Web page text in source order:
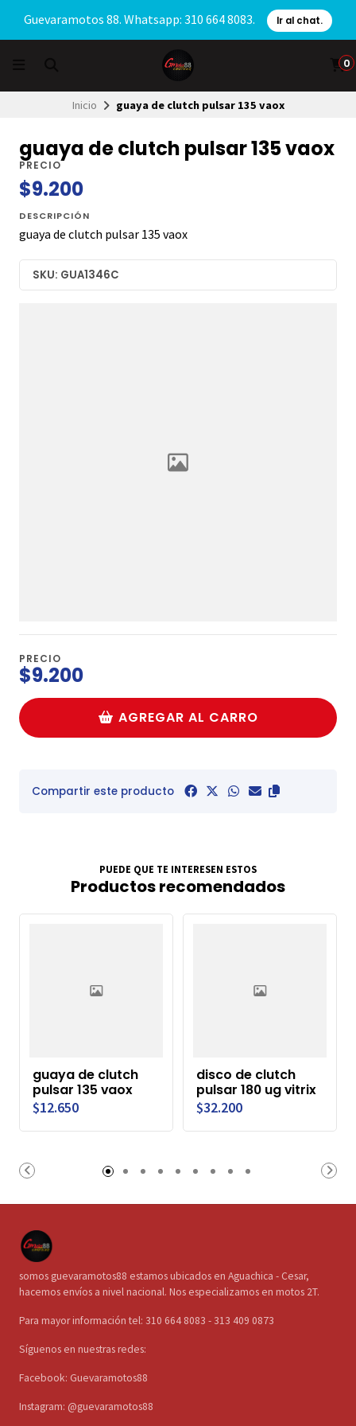
Guevaramotos 88. Whatsapp: 310 664 8083. Ir al chat.
0
Inicio guaya de clutch pulsar 135 vaox
guaya de clutch pulsar 135 vaox
PRECIO
$9.200
DESCRIPCIÓN
guaya de clutch pulsar 135 vaox
SKU: GUA1346C
PRECIO
$9.200
AGREGAR AL CARRO
Compartir este producto
PUEDE QUE TE INTERESEN ESTOS
Productos recomendados
guaya de clutch
pulsar 135 vaox
$12.650
disco de clutch
pulsar 180 ug vitrix
$32.200
somos guevaramotos88 estamos ubicados en Aguachica - Cesar,
hacemos envíos a nivel nacional. Nos especializamos en motos 2T.
Para mayor información tel: 310 664 8083 - 313 409 0873
Síguenos en nuestras redes:
Facebook: Guevaramotos88
Instagram: @guevaramotos88